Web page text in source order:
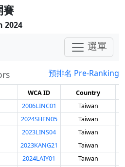
賽
2024
選單
預排名 Pre-Ranking
WCA ID Country
2006LINC01 Taiwan
2024SHEN05 Taiwan
2023LINS04 Taiwan
2023KANG21 Taiwan
2024LAIY01 Taiwan